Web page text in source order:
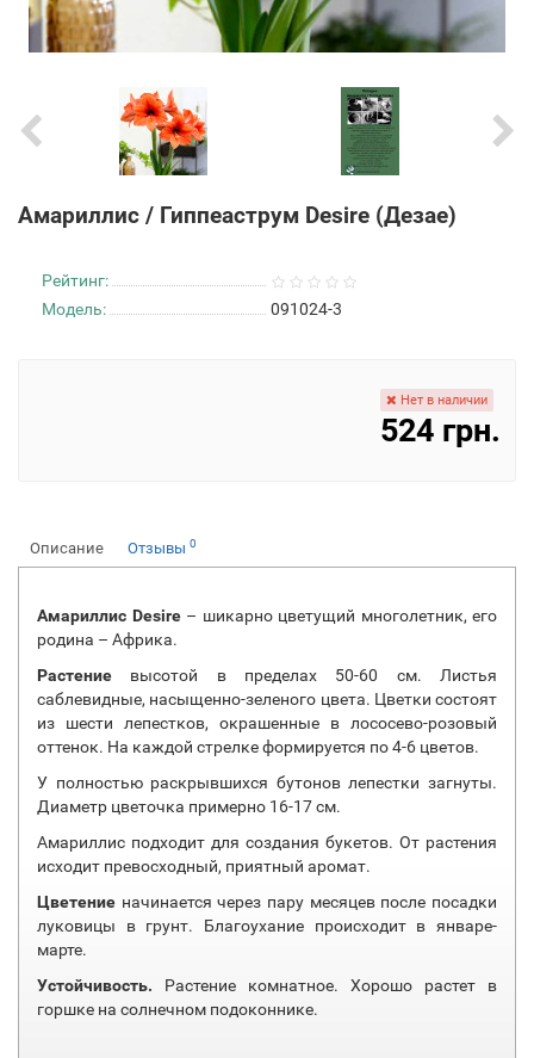
Амариллис / Гиппеаструм Desire (Дезае)
Рейтинг:
Модель:
091024-3
Нет в наличии
524 грн.
Описание Отзывы 0
Амариллис Desire– шикарно цветущий многолетник, его
родина – Африка.
Растение высотой в пределах 50-60 см. Листья
саблевидные, насыщенно-зеленого цвета. Цветки состоят
из шести лепестков, окрашенные в лососево-розовый
оттенок. На каждой стрелке формируется по 4-6 цветов.
У полностью раскрывшихся бутонов лепестки загнуты.
Диаметр цветочка примерно 16-17 см.
Амариллис подходит для создания букетов. От растения
исходит превосходный, приятный аромат.
Цветение начинается через пару месяцев после посадки
луковицы в грунт. Благоухание происходит в январе-
марте.
Устойчивость. Растение комнатное. Хорошо растет в
горшке на солнечном подоконнике.